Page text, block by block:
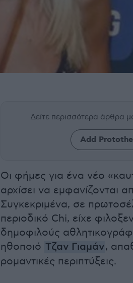
Δείτε περισσότερα άρθρα
Add
Οι φήμες για ένα νέο
αρχίσει να εμφανίζονται
Συγκεκριμένα, σε
περιοδικό Chi, είχε
δημοφιλούς
ηθοποιό Τζαν Γιαμάν,
ρομαντικές περιπτύξεις.